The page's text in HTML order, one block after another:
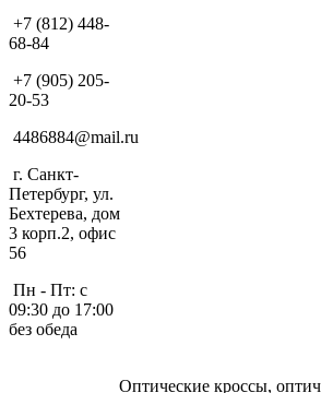
+7 (812) 448-
68-84
+7 (905) 205-
20-53
4486884@mail.ru
г. Санкт-
Петербург, ул.
Бехтерева, дом
3 корп.2, офис
56
Пн - Пт: с
09:30 до 17:00
без обеда
Оптические кроссы,